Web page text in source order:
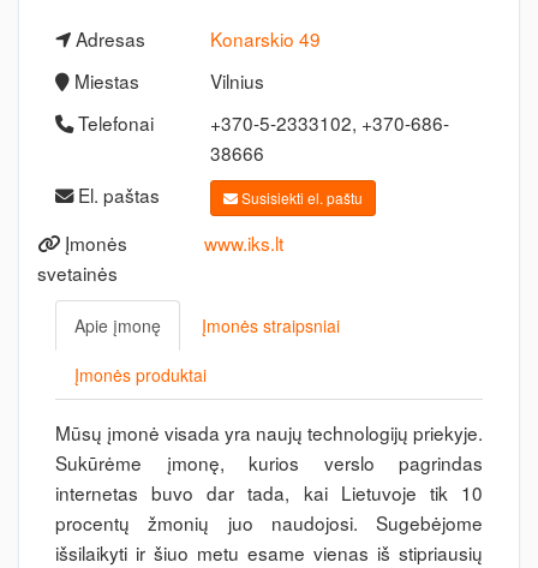
Adresas
Konarskio 49
Miestas
Vilnius
Telefonai
+370-5-2333102, +370-686-
38666
El. paštas
Susisiekti el. paštu
Įmonės
svetainės
www.iks.lt
Apie įmonę Įmonės straipsniai
Įmonės produktai
Mūsų įmonė visada yra naujų technologijų priekyje.
Sukūrėme įmonę, kurios verslo pagrindas
internetas buvo dar tada, kai Lietuvoje tik 10
procentų žmonių juo naudojosi. Sugebėjome
išsilaikyti ir šiuo metu esame vienas iš stipriausių